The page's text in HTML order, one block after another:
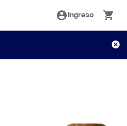
Ingreso